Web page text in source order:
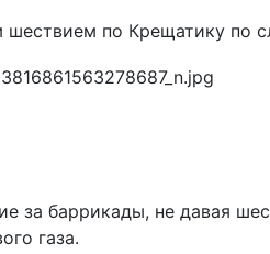
по Крещатику по
за баррикады, не давая
газа.